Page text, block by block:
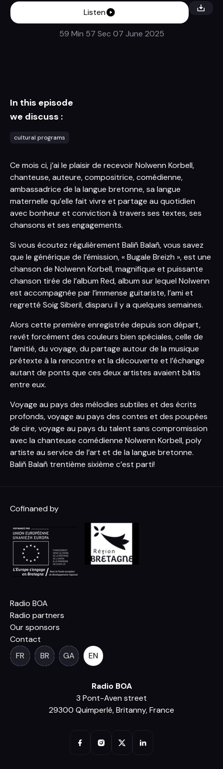
Listen
59 Min 57 Sec 07 June 2025
In this episode
we discuss :
cultural programs
Ce mois ci, j’ai le plaisir de recevoir Nolwenn Korbell,
chanteuse, auteure, compositrice, comédienne,
ambassadrice de la langue bretonne, sa langue
maternelle qu’elle fait vivre et partage au quotidien
avec bonheur et conviction à travers ses textes, ses
chansons et ses engagements.
Si vous écoutez régulièrement Baliñ Balañ, vous savez
que le générique de l’émission, « Bugale Breizh », est une
chanson de Nolwenn Korbell, magnifique et puissante
chanson tirée de l’album Red, album sur lequel Nolwenn
est accompagnée par l’immense guitariste, l’ami et
regretté Soig Siberil, disparu il y a quelques semaines.
Alors cette première enregistrée depuis son départ,
revêt forcément des couleurs bien spéciales, celle de
l’amitié, du voyage, du partage autour de la musique
prétexte à la rencontre et la découverte et l’échange
autant de ponts que ces deux artistes avaient bâtis
entre eux.
Voyage au pays des mélodies subtiles et des écrits
profonds, voyage au pays des contes et des poupées
de cire, voyage au pays du talent sans compromission
avec la chanteuse comédienne Nolwenn Korbell, poly
artiste au service de l’art et de la langue bretonne.
Baliñ Balañ trentième sixième c’est parti!
Cofinaned by
Radio BOA
Radio partners
Our sponsors
Contact
FR
BR GA EN
Radio BOA
3 Pont-Aven street
29300 Quimperlé, Britanny, France